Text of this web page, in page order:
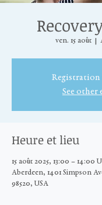
ven. 15 août
  |
Registration
See other
Heure et lieu
15 août 2025, 13:00 – 14:00
Aberdeen, 1401 Simpson
98520, USA